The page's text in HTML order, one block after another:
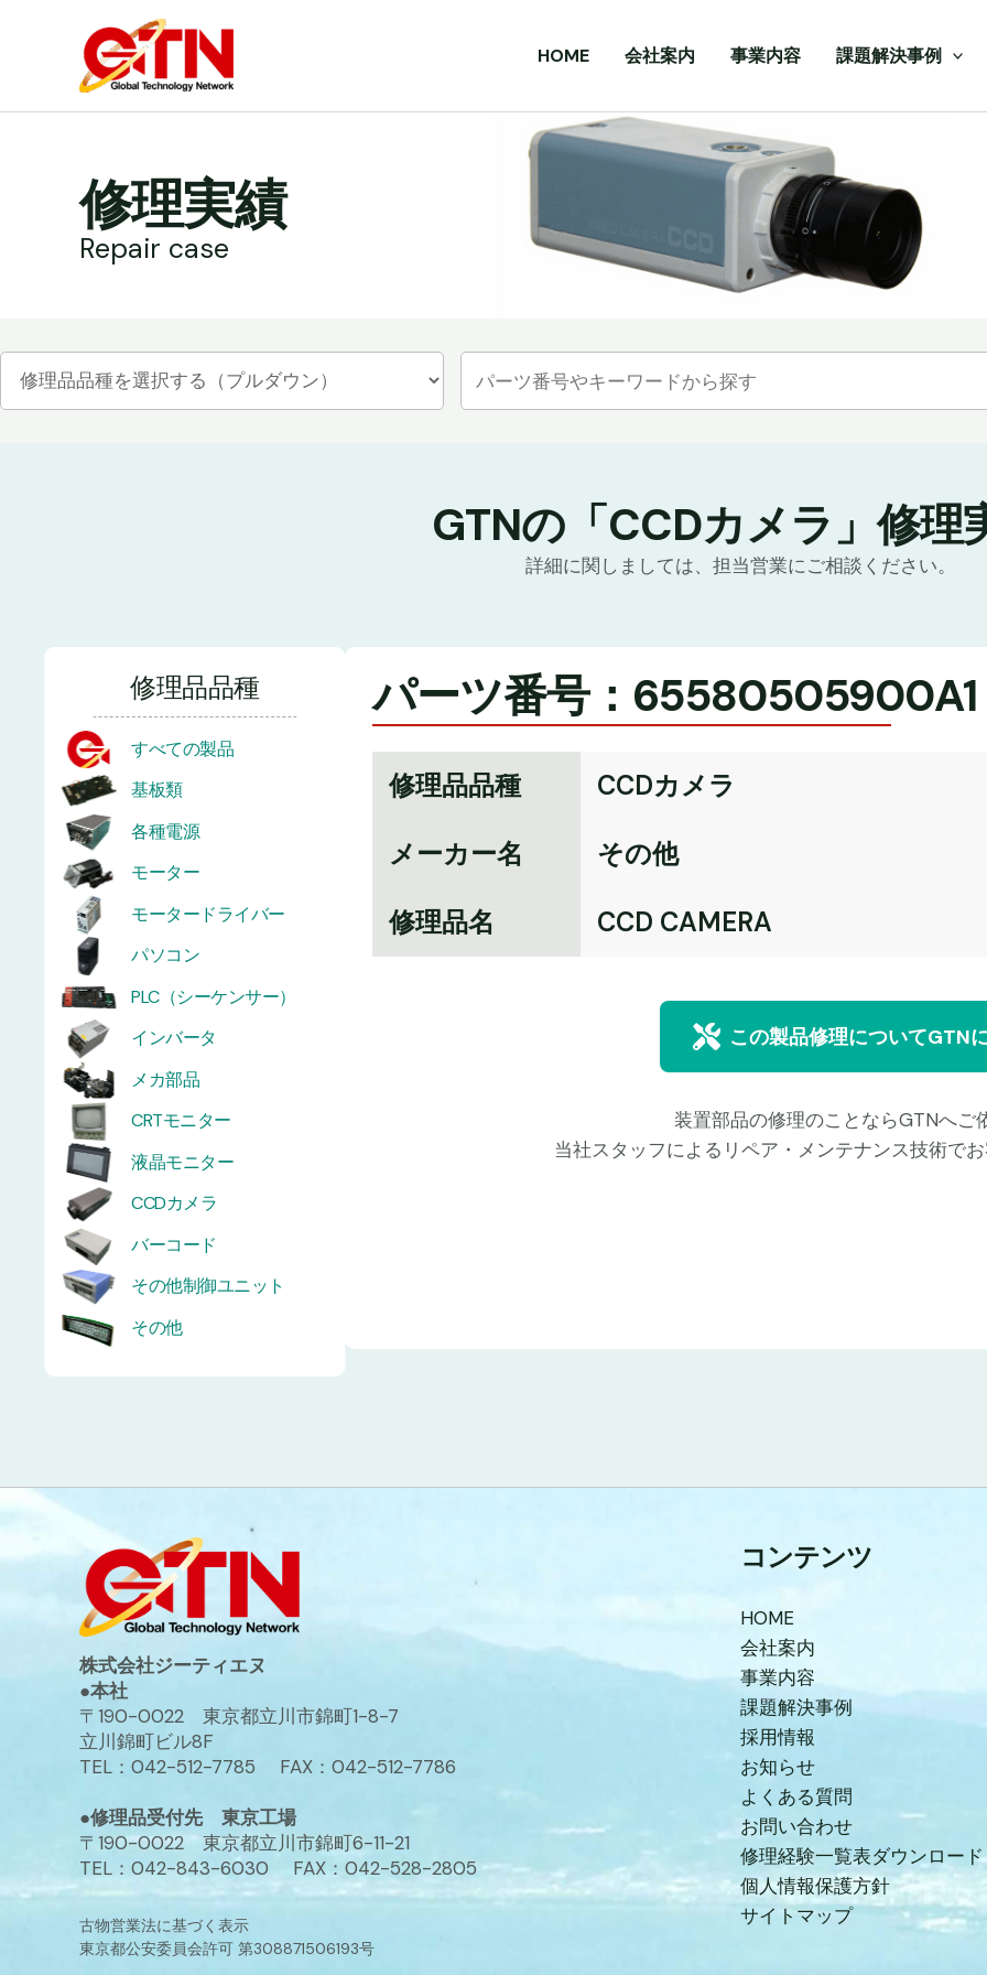
HOME 会社案内 事業内容 課題解決事例
修理実績
Repair case
GTNの「CCDカメラ」修理
詳細に関しましては、担当営業にご相談ください。
修理品品種
すべての製品
基板類
各種電源
モーター
モータードライバー
パソコン
PLC（シーケンサー）
インバータ
メカ部品
CRTモニター
液晶モニター
CCDカメラ
バーコード
その他制御ユニット
その他
パーツ番号：65580505900A1
修理品品種
CCDカメラ
メーカー名
その他
修理品名
CCD CAMERA
この製品修理についてGTN
装置部品の修理のことならGTNへご
当社スタッフによるリペア・メンテナンス技術で
株式会社ジーティエヌ
●本社
〒190-0022 東京都立川市錦町1-8-7
立川錦町ビル8F
TEL：042-512-7785 FAX：042-512-7786
●修理品受付先 東京工場
〒190-0022 東京都立川市錦町6-11-21
TEL：042-843-6030 FAX：042-528-2805
古物営業法に基づく表示
東京都公安委員会許可 第308871506193号
コンテンツ
HOME
会社案内
事業内容
課題解決事例
採用情報
お知らせ
よくある質問
お問い合わせ
修理経験一覧表ダウンロード
個人情報保護方針
サイトマップ